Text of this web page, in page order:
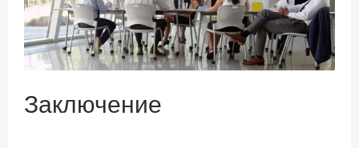
Заключение